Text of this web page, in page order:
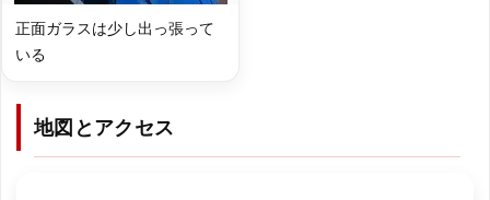
正面ガラスは少し出っ張って
いる
地図とアクセス